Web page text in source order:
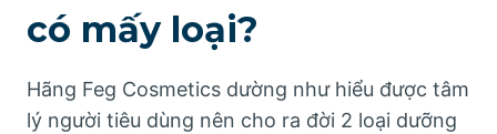
có mấy loại?
Hãng Feg Cosmetics dường như hiểu được tâm
lý người tiêu dùng nên cho ra đời 2 loại dưỡng